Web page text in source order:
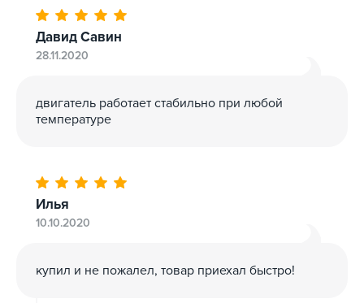
Давид Савин
28.11.2020
двигатель работает стабильно при любой
температуре
Илья
10.10.2020
купил и не пожалел, товар приехал быстро!